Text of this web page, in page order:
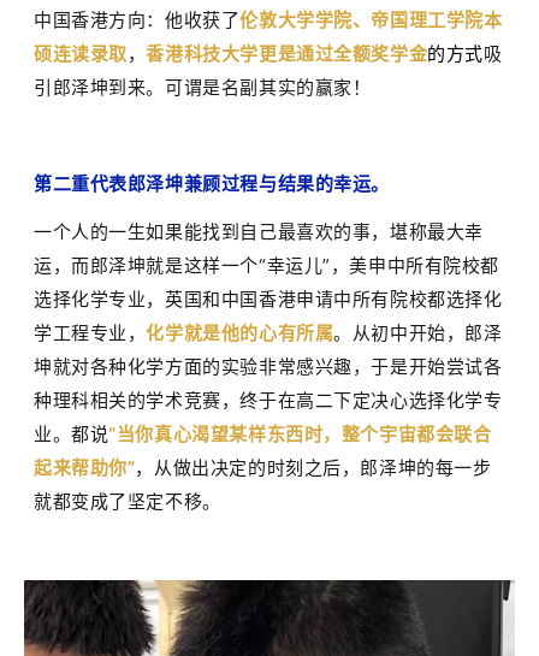
中国香港方向：他收获了伦敦大学学院、帝国理工学院本
硕连读录取，香港科技大学更是通过全额奖学金的方式吸
引郎泽坤到来。可谓是名副其实的赢家！
第二重代表郎泽坤兼顾过程与结果的幸运。
一个人的一生如果能找到自己最喜欢的事，堪称最大幸
运，而郎泽坤就是这样一个“幸运儿” ，美申中所有院校都
选择化学专业，英国和中国香港申请中所有院校都选择化
学工程专业，化学就是他的心有所属。从初中开始，郎泽
坤就对各种化学方面的实验非常感兴趣，于是开始尝试各
种理科相关的学术竞赛，终于在高二下定决心选择化学专
业。都说“当你真心渴望某样东西时，整个宇宙都会联合
起来帮助你”，从做出决定的时刻之后，郎泽坤的每一步
就都变成了坚定不移。